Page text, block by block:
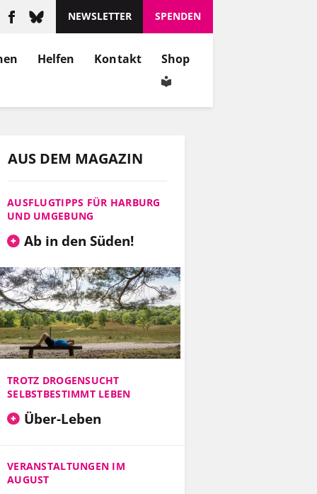
NEWSLETTER SPENDEN
Helfen Kontakt Shop
AUS DEM MAGAZIN
AUSFLUGTIPPS FÜR HARBURG
UND UMGEBUNG
Ab in den Süden!
TROTZ DROGENSUCHT
SELBSTBESTIMMT LEBEN
Über-Leben
VERANSTALTUNGEN IM
AUGUST